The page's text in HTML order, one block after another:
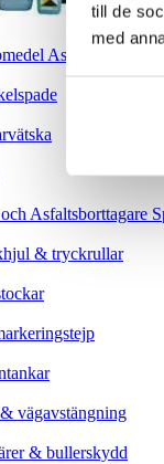
till de
med
Asfalt
Asfaltsborttagare
& tryckrullar
vägavstängning
& bullerskydd